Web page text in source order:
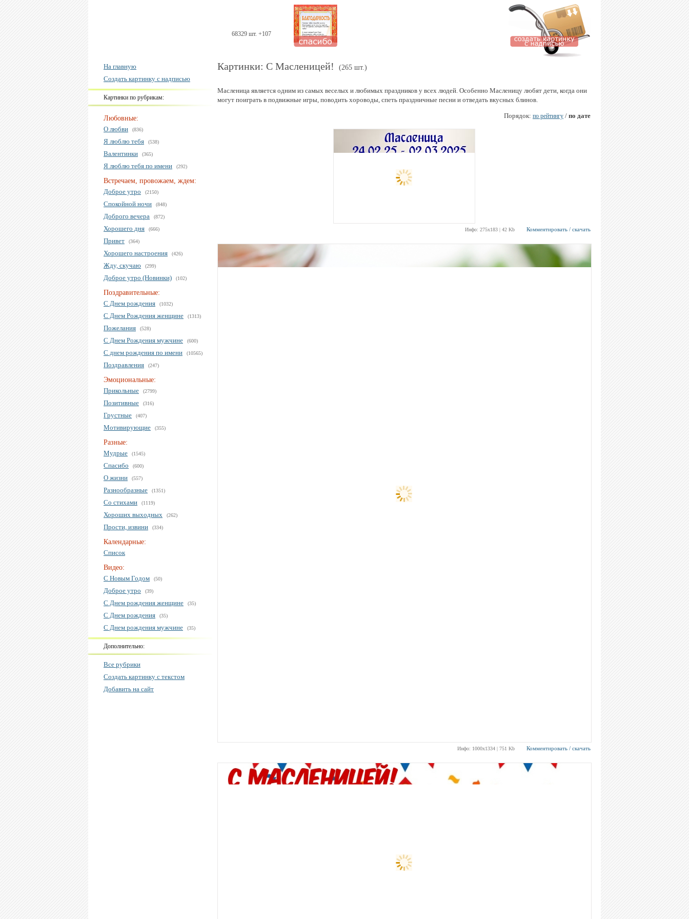
68329 шт. +107
На главную
Создать картинку с надписью
Картинки по рубрикам:
Любовные:
О любви
(836)
Я люблю тебя (538)
Валентинки (365)
Я люблю тебя по имени (292)
Встречаем, провожаем, ждем:
Доброе утро
(2150)
Спокойной ночи (848)
Доброго вечера (872)
Хорошего дня (666)
Привет (364)
Хорошего настроения (426)
Жду, скучаю (299)
Доброе утро (Новинки) (102)
Поздравительные:
С Днем рождения
(1032)
С Днем Рождения женщине (1313)
Пожелания (528)
С Днем Рождения мужчине (600)
С днем рождения по имени (10565)
Поздравления (247)
Эмоциональные:
Прикольные
(2799)
Позитивные (316)
Грустные (407)
Мотивирующие (355)
Разные:
Мудрые
(1545)
Спасибо (600)
О жизни (557)
Разнообразные (1351)
Со стихами (1119)
Хороших выходных (262)
Прости, извини (334)
Календарные:
Список
Видео:
С Новым Годом
(50)
Доброе утро (39)
С Днем рождения женщине (35)
С Днем рождения (35)
С Днем рождения мужчине (35)
Дополнительно:
Все рубрики
Создать картинку с текстом
Добавить на сайт
Картинки: С Масленицей! (265 шт.)
Масленица является одним из самых веселых и любимых праздников у всех людей. Особенно Масленицу любят дети, когда они
могут поиграть в подвижные игры, поводить хороводы, спеть праздничные песни и отведать вкусных блинов.
Порядок: по рейтингу / по дате
Инфо: 275х183 | 42 Kb Комментировать / скачать
Инфо: 1000х1334 | 751 Kb Комментировать / скачать